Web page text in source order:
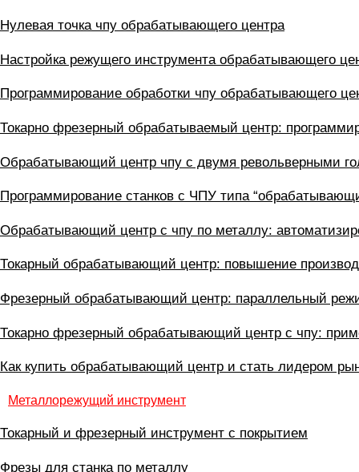
Нулевая точка чпу обрабатывающего центра
Настройка режущего инструмента обрабатывающего
Программирование обработки чпу обрабатывающего
Токарно фрезерный обрабатываемый центр:
Обрабатывающий центр чпу с двумя револьверными
Программирование станков с ЧПУ типа
Обрабатывающий центр с чпу по металлу:
Токарный обрабатывающий центр: повышение
Фрезерный обрабатывающий центр: параллельный
Токарно фрезерный обрабатывающий центр с чпу:
Как купить обрабатывающий центр и стать лидером
Металлорежущий инструмент
Токарный и фрезерный инструмент с покрытием
Фрезы для станка по металлу